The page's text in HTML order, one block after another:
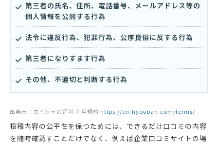
第三者の氏名、住所、電話番号、メールアドレス等の
個人情報を公開する行為
法令に違反行為、犯罪行為、公序良俗に反する行為
第三者になりすます行為
その他、不適切と判断する行為
出典元：カイシャの評判 利用規約 https://en-hyouban.com/terms/
投稿内容の公平性を保つためには、できるだけ口コミの内容
を随時確認すことだけでなく、例えば企業口コミサイトの場